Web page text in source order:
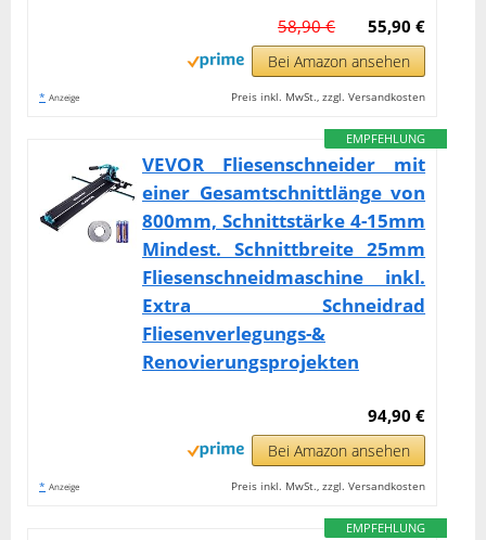
55,90 €
58,90 €
Bei Amazon ansehen
* Anzeige Preis inkl. MwSt., zzgl. Versandkosten
EMPFEHLUNG
VEVOR Fliesenschneider mit
einer Gesamtschnittlänge von
800mm, Schnittstärke 4-15mm
Mindest. Schnittbreite 25mm
Fliesenschneidmaschine inkl.
Extra Schneidrad
Fliesenverlegungs-&
Renovierungsprojekten
94,90 €
Bei Amazon ansehen
* Anzeige Preis inkl. MwSt., zzgl. Versandkosten
EMPFEHLUNG